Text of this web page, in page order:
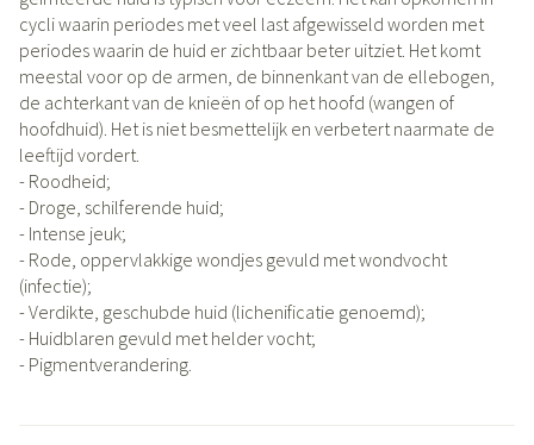
cycli waarin periodes met veel last afgewisseld worden met
periodes waarin de huid er zichtbaar beter uitziet. Het komt
meestal voor op de armen, de binnenkant van de ellebogen,
de achterkant van de knieën of op het hoofd (wangen of
hoofdhuid). Het is niet besmettelijk en verbetert naarmate de
leeftijd vordert.
- Roodheid;
- Droge, schilferende huid;
- Intense jeuk;
- Rode, oppervlakkige wondjes gevuld met wondvocht
(infectie);
- Verdikte, geschubde huid (lichenificatie genoemd);
- Huidblaren gevuld met helder vocht;
- Pigmentverandering.